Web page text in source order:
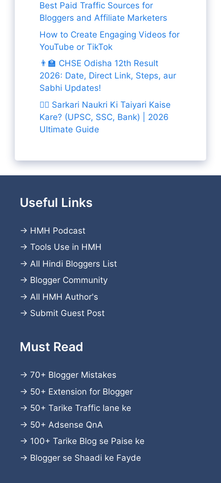
Best Paid Traffic Sources for
Bloggers and Affiliate Marketers
How to Create Engaging Videos for
YouTube or TikTok
👨‍🏫 CHSE Odisha 12th Result
2026: Date, Direct Link, Steps, aur
Sabhi Updates!
👨‍✈️ Sarkari Naukri Ki Taiyari Kaise
Kare? (UPSC, SSC, Bank) | 2026
Ultimate Guide
Useful Links
→ HMH Podcast
→ Tools Use in HMH
→ All Hindi Bloggers List
→ Blogger Community
→ All HMH Author's
→ Submit Guest Post
Must Read
→ 70+ Blogger Mistakes
→ 50+ Extension for Blogger
→ 50+ Tarike Traffic lane ke
→ 50+ Adsense QnA
→ 100+ Tarike Blog se Paise ke
→ Blogger se Shaadi ke Fayde